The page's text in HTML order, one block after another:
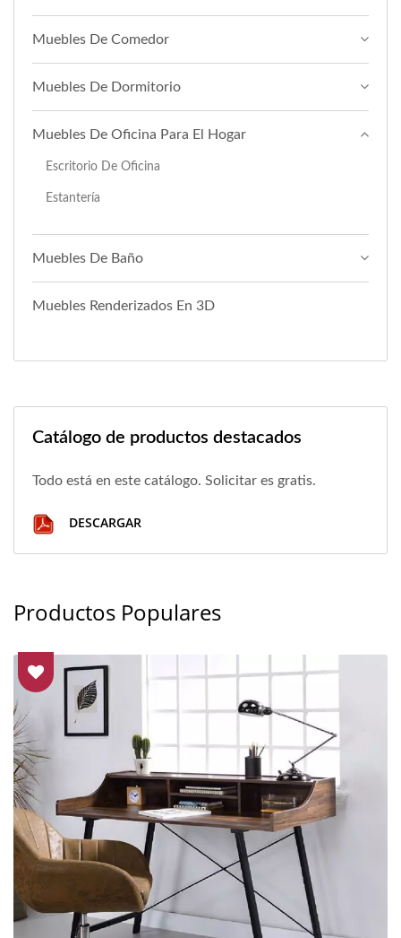
Muebles De Comedor
Muebles De Dormitorio
Muebles De Oficina Para El Hogar
Escritorio De Oficina
Estantería
Muebles De Baño
Muebles Renderizados En 3D
Catálogo de productos destacados
Todo está en este catálogo. Solicitar es gratis.
DESCARGAR
Productos Populares